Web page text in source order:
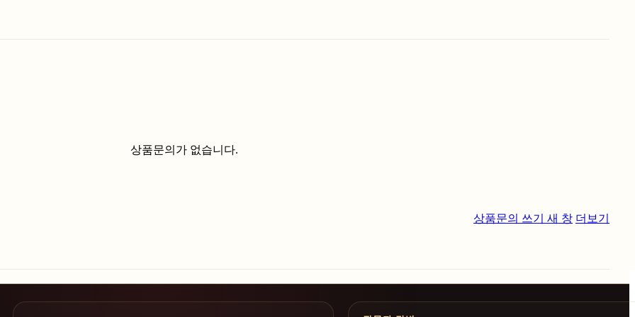
상품문의가 없습니다.
상품문의 쓰기 새 창 더보기